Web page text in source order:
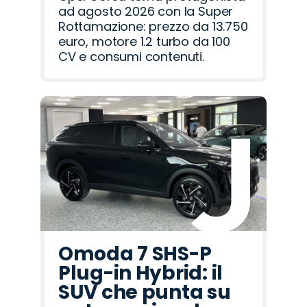
ad agosto 2026 con la Super
Rottamazione: prezzo da 13.750
euro, motore 1.2 turbo da 100
CV e consumi contenuti.
Omoda 7 SHS-P
Plug-in Hybrid: il
SUV che punta su